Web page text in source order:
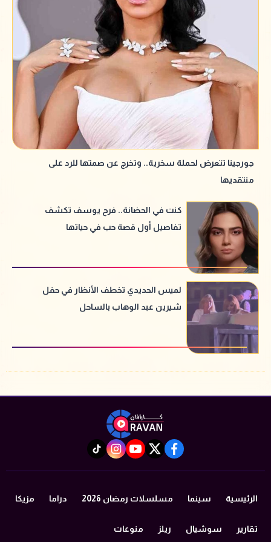
جورجينا تتعرض لحملة سخرية.. وتخرج عن صمتها للرد على
منتقديها
كنت في الحضانة.. فرح يوسف تكشف
تفاصيل أول قصة حب في حياتها
لميس الحديدي تخطف الأنظار في حفل
شيرين عبد الوهاب بالساحل
facebook
twitter
youtube
instagram
tiktok
الرئيسية سينما مسلسلات رمضان 2026 دراما مزيكا
تقارير سوشيال ريلز منوعات